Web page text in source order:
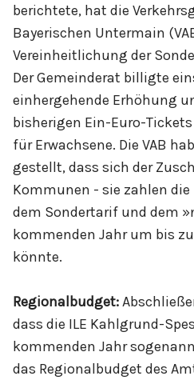
berichtete, hat die
Bayerischen Untermain
Vereinheitlichung der
Der Gemeinderat billigte
einhergehende Erhöhung
bisherigen Ein-Euro-
für Erwachsene. Die VAB
gestellt, dass sich der
Kommunen - sie zahlen
dem Sondertarif und dem
kommenden Jahr um bis
könnte.
Regionalbudget:
dass die ILE Kahlgrund-
kommenden Jahr
das Regionalbudget des